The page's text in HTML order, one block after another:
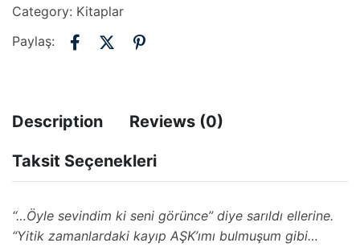
Category: Kitaplar
Paylaş:
Description Reviews (0)
Taksit Seçenekleri
‘‘…Öyle sevindim ki seni görünce” diye sarıldı ellerine.
“Yitik zamanlardaki kayıp AŞK’ımı bulmuşum gibi…